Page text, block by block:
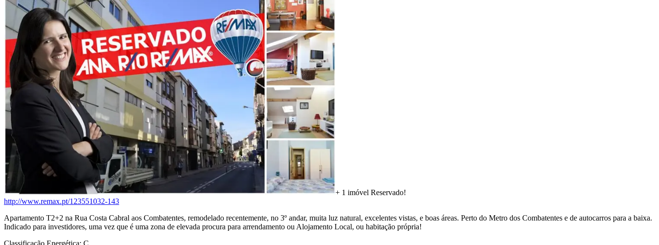
+ 1 imóvel Reservado!
http://www.remax.pt/123551032-143
Apartamento T2+2 na Rua Costa Cabral aos Combatentes, remodelado recentemente, no 3º andar, muita luz natural, excelentes vistas, e boas áreas. Perto do Metro dos Combatentes e de autocarros para a baixa.
Indicado para investidores, uma vez que é uma zona de elevada procura para arrendamento ou Alojamento Local, ou habitação própria!
Classificação Energética: C